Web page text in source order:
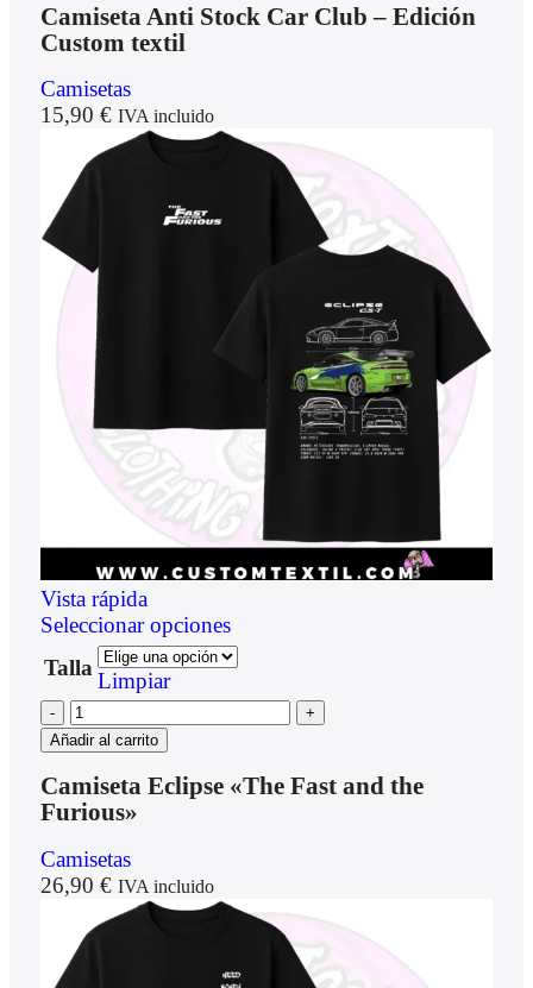
Camiseta Anti Stock Car Club – Edición
Custom textil
Camisetas
15,90 € IVA incluido
Vista rápida
Seleccionar opciones
Talla
Limpiar
Añadir al carrito
Camiseta Eclipse «The Fast and the
Furious»
Camisetas
26,90 € IVA incluido